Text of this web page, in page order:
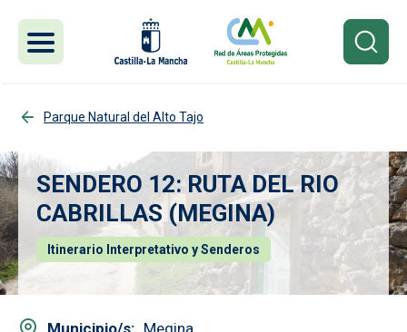
Parque Natural del Alto Tajo
SENDERO 12: RUTA DEL RIO
CABRILLAS (MEGINA)
Itinerario Interpretativo y Senderos